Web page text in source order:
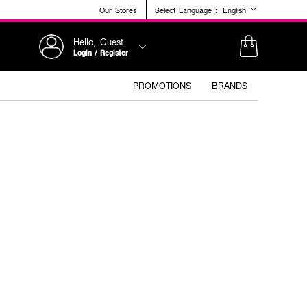
Our Stores Select Language : English
Hello, Guest
Login / Register
PROMOTIONS BRANDS